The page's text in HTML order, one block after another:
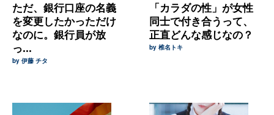
ただ、銀行口座の名義
を変更したかっただけ
なのに。銀行員が放
っ...
by 伊藤 チタ
「カラダの性」が女性
同士で付き合うって、
正直どんな感じなの？
by 椎名トキ